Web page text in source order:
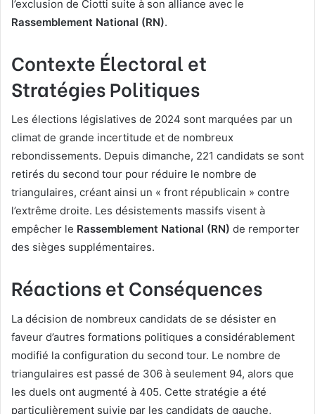
l’exclusion de Ciotti suite à son alliance avec le
Rassemblement National (RN).
Contexte Électoral et
Stratégies Politiques
Les élections législatives de 2024 sont marquées par un
climat de grande incertitude et de nombreux
rebondissements. Depuis dimanche, 221 candidats se sont
retirés du second tour pour réduire le nombre de
triangulaires, créant ainsi un « front républicain » contre
l’extrême droite. Les désistements massifs visent à
empêcher le Rassemblement National (RN) de remporter
des sièges supplémentaires.
Réactions et Conséquences
La décision de nombreux candidats de se désister en
faveur d’autres formations politiques a considérablement
modifié la configuration du second tour. Le nombre de
triangulaires est passé de 306 à seulement 94, alors que
les duels ont augmenté à 405. Cette stratégie a été
particulièrement suivie par les candidats de gauche,